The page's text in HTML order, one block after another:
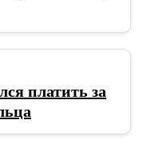
платить за